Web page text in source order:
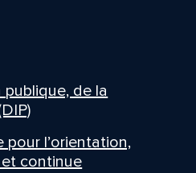
de la
pour l’orientation,
continue